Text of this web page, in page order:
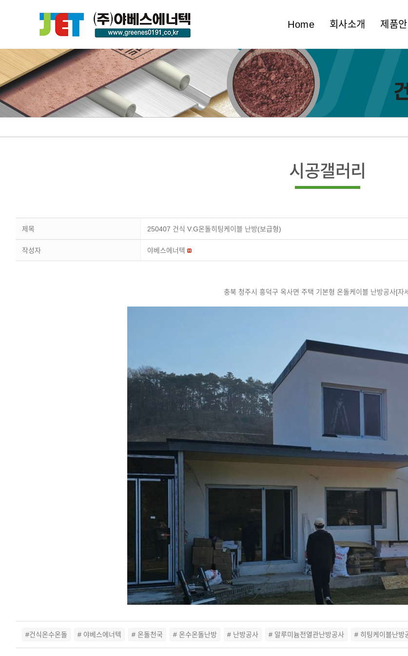
Home 회사소개 제품
시공갤러리
제목 250407 건식 V.G온돌히팅케이블 난방(보급형)
작성자 야베스에너텍
충북 청주시 흥덕구 옥사면 주택 기본형 온돌케이블 난방공사[자
#건식온수온돌 # 야베스에너텍 # 온돌천국 # 온수온돌난방 # 난방공사 # 알루미늄전열관난방공사 # 히팅케이블난방